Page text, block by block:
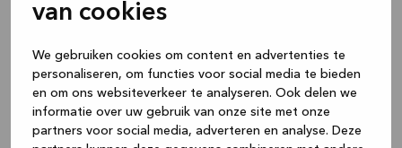
van cookies
We gebruiken cookies om content en advertenties te
personaliseren, om functies voor social media te bieden
en om ons websiteverkeer te analyseren. Ook delen we
informatie over uw gebruik van onze site met onze
partners voor social media, adverteren en analyse. Deze